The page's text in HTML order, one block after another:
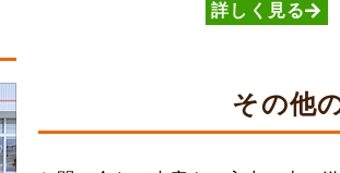
詳しく見る
その他